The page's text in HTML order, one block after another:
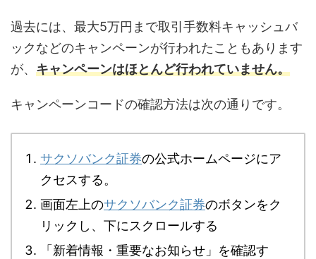
過去には、最大5万円まで取引手数料キャッシュバ
ックなどのキャンペーンが行われたこともあります
が、 キャンペーンはほとんど行われていません。
キャンペーンコードの確認方法は次の通りです。
サクソバンク証券の公式ホームページにア
クセスする。
画面左上のサクソバンク証券のボタンをク
リックし、下にスクロールする
「新着情報・重要なお知らせ」を確認す